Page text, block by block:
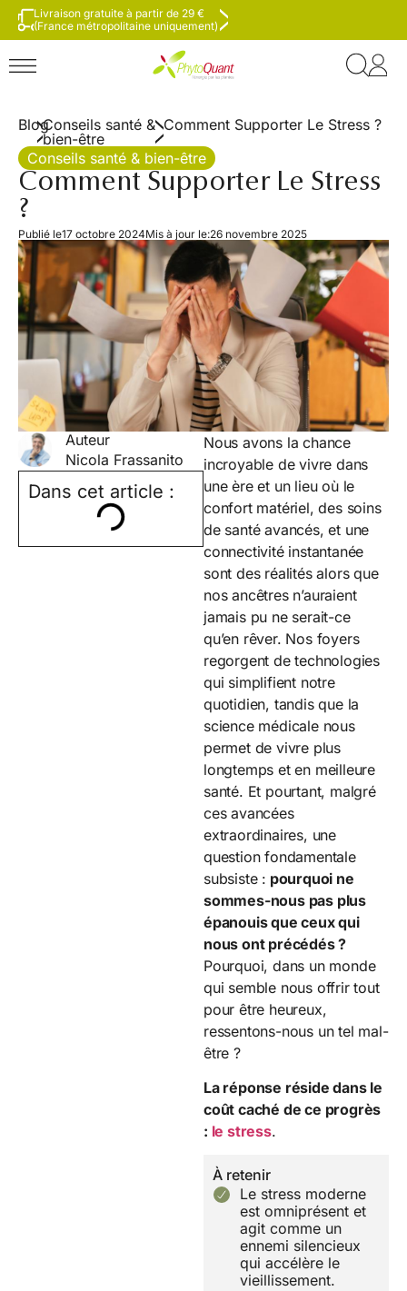
Livraison gratuite à partir de 29 €
(France métropolitaine uniquement)
BlogConseils santé &
bien-être
Comment Supporter Le Stress ?
Conseils santé & bien-être
Comment Supporter Le Stress
?
Publié le17 octobre 2024Mis à jour le:26 novembre 2025
Auteur
Nicola Frassanito
Dans cet article :
Nous avons la chance
incroyable de vivre dans
une ère et un lieu où le
confort matériel, des soins
de santé avancés, et une
connectivité instantanée
sont des réalités alors que
nos ancêtres n’auraient
jamais pu ne serait-ce
qu’en rêver. Nos foyers
regorgent de technologies
qui simplifient notre
quotidien, tandis que la
science médicale nous
permet de vivre plus
longtemps et en meilleure
santé. Et pourtant, malgré
ces avancées
extraordinaires, une
question fondamentale
subsiste : pourquoi ne
sommes-nous pas plus
épanouis que ceux qui
nous ont précédés ?
Pourquoi, dans un monde
qui semble nous offrir tout
pour être heureux,
ressentons-nous un tel mal-
être ?
La réponse réside dans le
coût caché de ce progrès
: le stress.
À retenir
Le stress moderne
est omniprésent et
agit comme un
ennemi silencieux
qui accélère le
vieillissement.